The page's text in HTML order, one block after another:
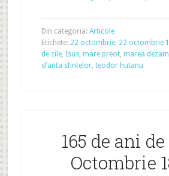
Din categoria: Articole
Etichete: 22 octombrie, 22 octombrie
de zile, Isus, mare preot, marea
sfanta sfintelor, teodor hutanu
165 de ani
Octombrie